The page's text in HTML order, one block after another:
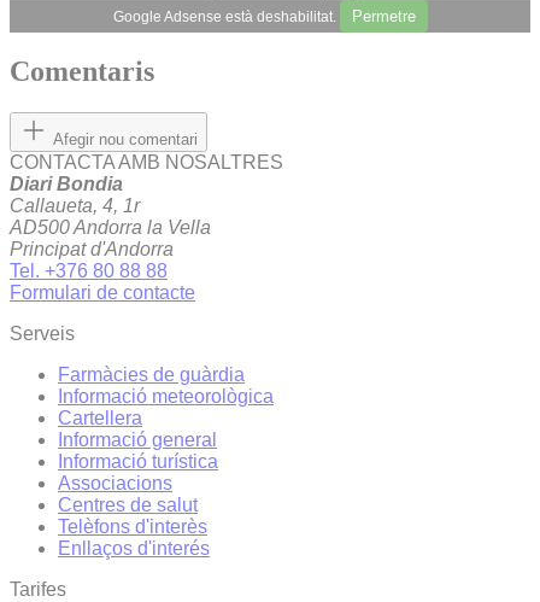
Google Adsense està deshabilitat. Permetre
Comentaris
Afegir nou comentari
CONTACTA AMB NOSALTRES
Diari Bondia
Callaueta, 4, 1r
AD500 Andorra la Vella
Principat d'Andorra
Tel. +376 80 88 88
Formulari de contacte
Serveis
Farmàcies de guàrdia
Informació meteorològica
Cartellera
Informació general
Informació turística
Associacions
Centres de salut
Telèfons d'interès
Enllaços d'interés
Tarifes